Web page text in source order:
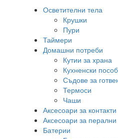
Осветителни тела
Крушки
Пури
Таймери
Домашни потреби
Кутии за храна
Кухненски
Съдове за
Термоси
Чаши
Аксесоари за контакти
Аксесоари за
Батерии